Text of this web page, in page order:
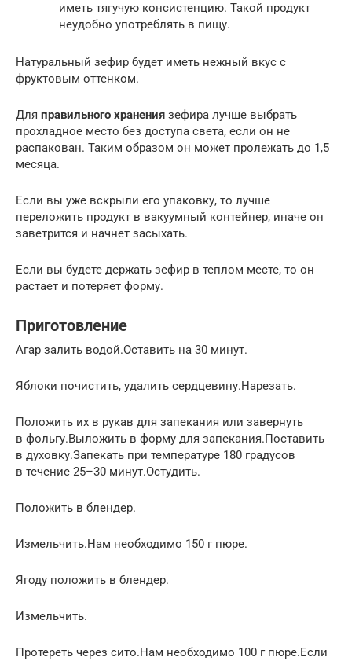
иметь тягучую консистенцию. Такой продукт
неудобно употреблять в пищу.
Натуральный зефир будет иметь нежный вкус с
фруктовым оттенком.
Для правильного хранения зефира лучше выбрать
прохладное место без доступа света, если он не
распакован. Таким образом он может пролежать до 1,5
месяца.
Если вы уже вскрыли его упаковку, то лучше
переложить продукт в вакуумный контейнер, иначе он
заветрится и начнет засыхать.
Если вы будете держать зефир в теплом месте, то он
растает и потеряет форму.
Приготовление
Агар залить водой.Оставить на 30 минут.
Яблоки почистить, удалить сердцевину.Нарезать.
Положить их в рукав для запекания или завернуть
в фольгу.Выложить в форму для запекания.Поставить
в духовку.Запекать при температуре 180 градусов
в течение 25–30 минут.Остудить.
Положить в блендер.
Измельчить.Нам необходимо 150 г пюре.
Ягоду положить в блендер.
Измельчить.
Протереть через сито.Нам необходимо 100 г пюре.Если